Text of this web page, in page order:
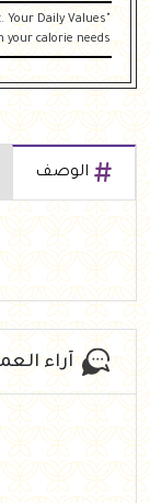
Your Daily Values
your calorie needs
الوصف
آراء